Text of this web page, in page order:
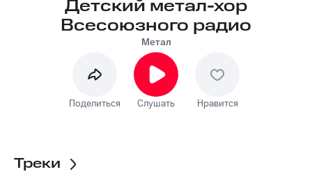
Детский метал-хор
Всесоюзного радио
Метал
Поделиться Слушать Нравится
Треки